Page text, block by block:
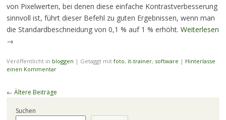
von Pixelwerten, bei denen diese einfache Kontrastverbesserung
sinnvoll ist, führt dieser Befehl zu guten Ergebnissen, wenn man
die Standardbeschneidung von 0,1 % auf 1 % erhöht. Weiterlesen
→
Veröffentlicht in bloggen | Getaggt mit foto, it-trainer, software | Hinterlasse
einen Kommentar
Beitragsnavigation
← Ältere Beiträge
Suchen